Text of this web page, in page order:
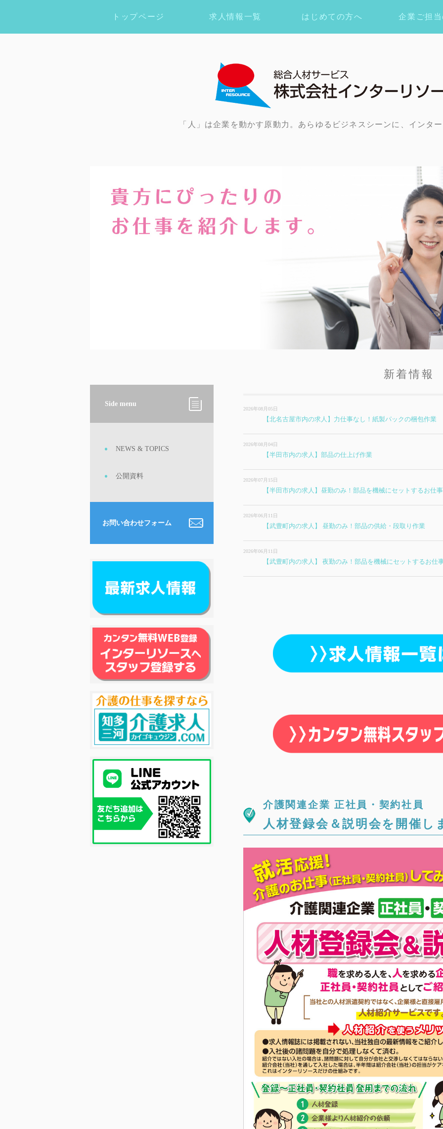
「人」は企業を動かす原動力。あらゆるビジネスシーンに、インタ
トップページ 求人情報一覧 はじめての方へ 企業ご担
新着情報
2026年08月05日
【北名古屋市内の求人】力仕事なし！紙製パックの梱包作業
2026年08月04日
【半田市内の求人】部品の仕上げ作業
2026年07月15日
【半田市内の求人】昼勤のみ！部品を機械にセットするお仕事
2026年06月11日
【武豊町内の求人】 昼勤のみ！部品の供給・段取り作業
2026年06月11日
【武豊町内の求人】 夜勤のみ！部品を機械にセットするお仕
介護関連企業 正社員・契約社員
人材登録会＆説明会を開催し
Side menu
NEWS & TOPICS
公開資料
お問い合わせフォーム